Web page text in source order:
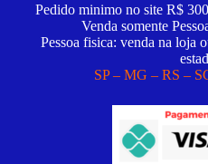
Pedido minimo no site R$
Venda somente
Pessoa fisica: venda na loja
SP – MG – RS –